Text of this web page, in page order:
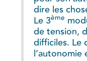
dire les
Le 3ème
de tension,
difficiles. Le
l’autonomie